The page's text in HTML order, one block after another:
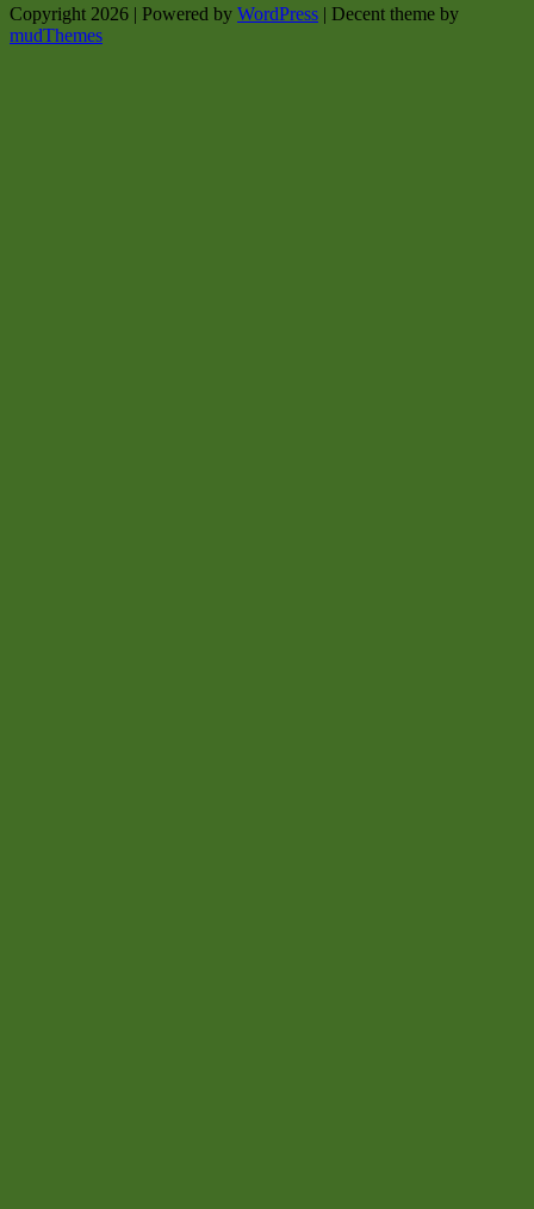
Copyright 2026 | Powered by WordPress | Decent theme by
mudThemes